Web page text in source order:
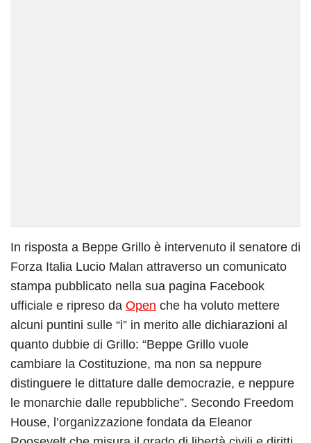
In risposta a Beppe Grillo è intervenuto il senatore di
Forza Italia Lucio Malan attraverso un comunicato
stampa pubblicato nella sua pagina Facebook
ufficiale e ripreso da Open che ha voluto mettere
alcuni puntini sulle “i” in merito alle dichiarazioni al
quanto dubbie di Grillo: “Beppe Grillo vuole
cambiare la Costituzione, ma non sa neppure
distinguere le dittature dalle democrazie, e neppure
le monarchie dalle repubbliche”. Secondo Freedom
House, l’organizzazione fondata da Eleanor